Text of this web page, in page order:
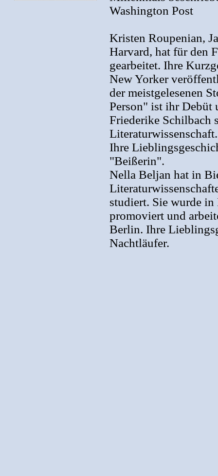
Washington Post
Kristen Roupenian,
Harvard, hat für den
gearbeitet. Ihre
New Yorker
der meistgelesenen
Person" ist ihr Debüt
Friederike Schilbach
Ihre
"Beißerin".
Nella Beljan hat in
studiert. Sie wurde
promoviert und
Berlin. Ihre
Nachtläufer.